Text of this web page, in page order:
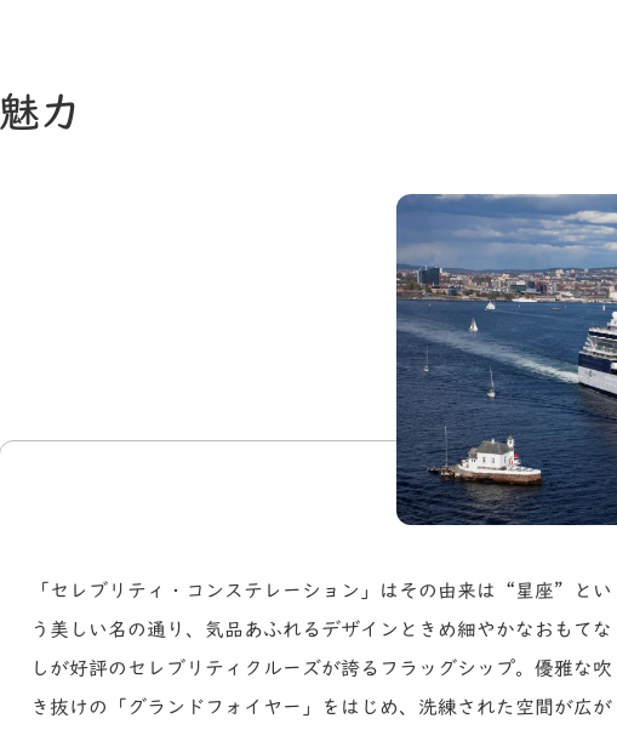
魅力
「セレブリティ・コンステレーション」はその由来は“星座”とい
う美しい名の通り、気品あふれるデザインときめ細やかなおもてな
しが好評のセレブリティクルーズが誇るフラッグシップ。優雅な吹
き抜けの「グランドフォイヤー」をはじめ、洗練された空間が広が